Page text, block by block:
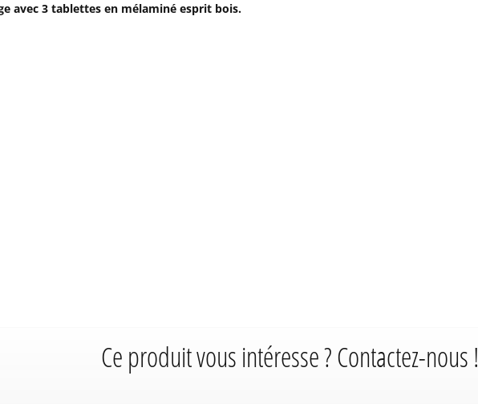
avec 3 tablettes en mélaminé esprit bois.
Ce produit vous intéresse ? Contactez-nous !